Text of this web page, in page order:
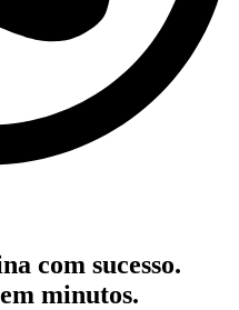
com sucesso.
minutos.